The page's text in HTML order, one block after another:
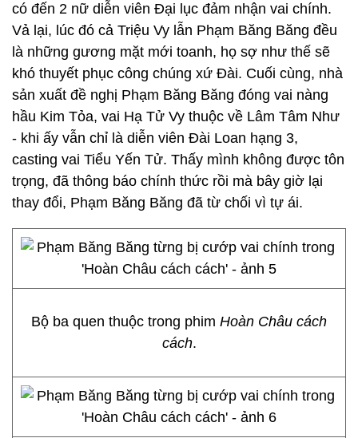
có đến 2 nữ diễn viên Đại lục đảm nhận vai chính.
Vả lại, lúc đó cả Triệu Vy lẫn Phạm Băng Băng đều
là những gương mặt mới toanh, họ sợ như thế sẽ
khó thuyết phục công chúng xứ Đài. Cuối cùng, nhà
sản xuất đề nghị Phạm Băng Băng đóng vai nàng
hầu Kim Tỏa, vai Hạ Tử Vy thuộc về Lâm Tâm Như
- khi ấy vẫn chỉ là diễn viên Đài Loan hạng 3,
casting vai Tiểu Yến Tử. Thấy mình không được tôn
trọng, đã thông báo chính thức rồi mà bây giờ lại
thay đổi, Phạm Băng Băng đã từ chối vì tự ái.
Bộ ba quen thuộc trong phim Hoàn Châu cách
cách.